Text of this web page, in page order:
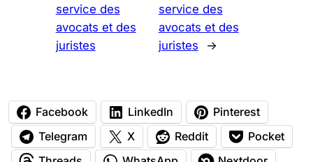
service des
avocats et des
juristes
service des
avocats et des
juristes
→
Facebook LinkedIn
Pinterest
Telegram
X Reddit
Pocket